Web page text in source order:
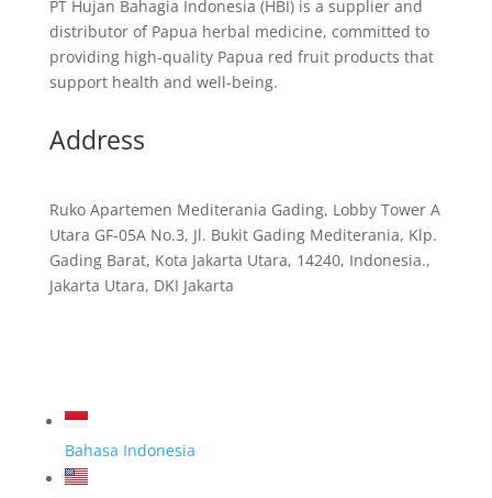
PT Hujan Bahagia Indonesia (HBI) is a supplier and
distributor of Papua herbal medicine, committed to
providing high-quality Papua red fruit products that
support health and well-being.
Address
Ruko Apartemen Mediterania Gading, Lobby Tower A
Utara GF-05A No.3, Jl. Bukit Gading Mediterania, Klp.
Gading Barat, Kota Jakarta Utara, 14240, Indonesia.,
Jakarta Utara, DKI Jakarta
Bahasa Indonesia